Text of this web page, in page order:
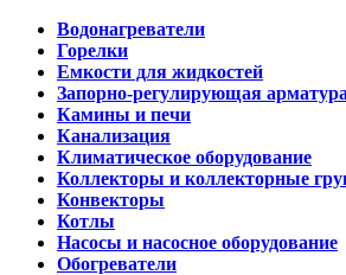
Водонагреватели
Горелки
Емкости для жидкостей
Запорно-регулирующая арматура
Камины и печи
Канализация
Климатическое оборудование
Коллекторы и коллекторные
Конвекторы
Котлы
Насосы и насосное оборудование
Обогреватели